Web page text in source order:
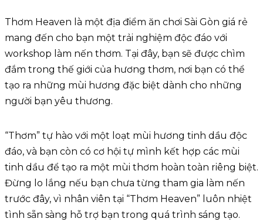
Thơm Heaven là một địa điểm ăn chơi Sài Gòn giá rẻ
mang đến cho bạn một trải nghiệm độc đáo với
workshop làm nến thơm. Tại đây, bạn sẽ được chìm
đắm trong thế giới của hương thơm, nơi bạn có thể
tạo ra những mùi hương đặc biệt dành cho những
người bạn yêu thương.
“Thơm” tự hào với một loạt mùi hương tinh dầu độc
đáo, và bạn còn có cơ hội tự mình kết hợp các mùi
tinh dầu để tạo ra một mùi thơm hoàn toàn riêng biệt.
Đừng lo lắng nếu bạn chưa từng tham gia làm nến
trước đây, vì nhân viên tại “Thơm Heaven” luôn nhiệt
tình sẵn sàng hỗ trợ bạn trong quá trình sáng tạo.